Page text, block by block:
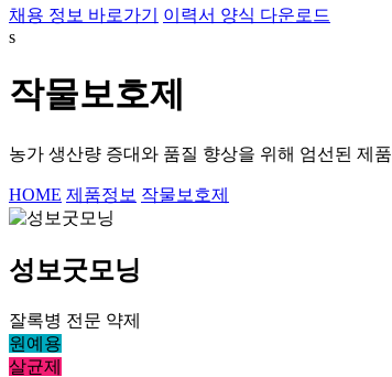
채용 정보 바로가기
이력서 양식 다운로드
s
작물보호제
농가 생산량 증대와 품질 향상을 위해 엄선된 제품
HOME 제품정보 작물보호제
성보굿모닝
잘록병 전문 약제
원예용
살균제